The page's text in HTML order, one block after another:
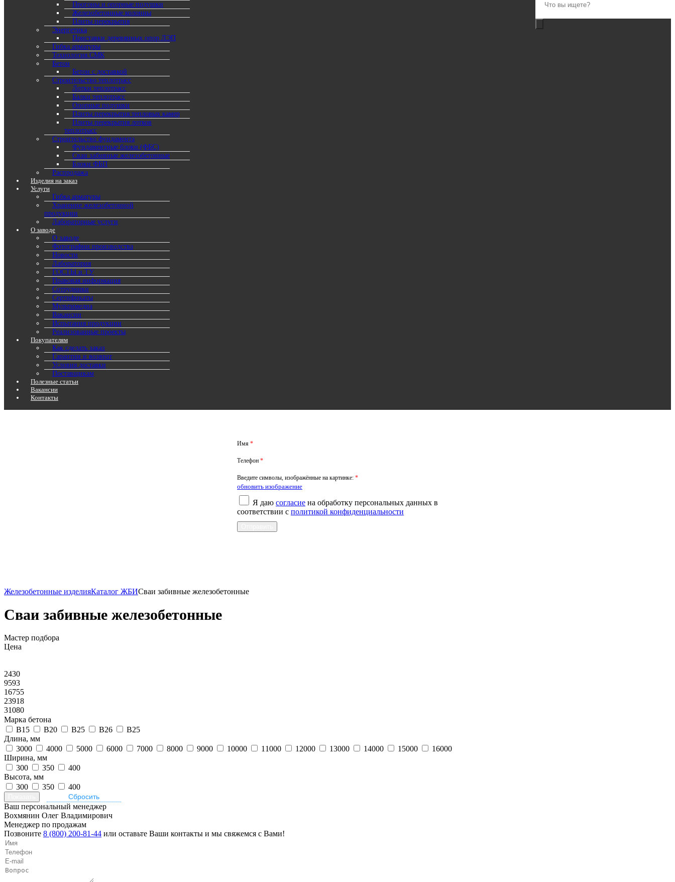
Прогоны и опорные подушки
Железобетонные колонны
Плиты перекрытия
Энергетика
Приставки деревянных опор ЛЭП
Гибка арматуры
Технология СМК
Бетон
Бетон с доставкой
Строительство теплотрасс
Лотки теплотрасс
Балки теплотрасс
Опорные подушки
Плиты перекрытия тепловых камер
Плиты перекрытия лотков
теплотрасс
Строительство фундамента
Фундаментные блоки (ФБС)
Сваи забивные железобетонные
Блоки ФБП
Распродажа
Изделия на заказ
Услуги
Гибка арматуры
Хранение железобетонной
продукции
Лабораторные услуги
О заводе
О заводе
Фотографии производства
Новости
Лаборатория
ГОСТЫ и ТУ
Правовая информация
Сотрудники
Сертификаты
Мультимедиа
Вакансии
Испытания продукции
Реализованные проекты
Покупателям
Как сделать заказ
Гарантии и возврат
Условия доставки
Поставщикам
Полезные статьи
Вакансии
Контакты
Имя *
Телефон *
Введите символы, изображённые на картинке: *
обновить изображение
Я даю согласие на обработку персональных данных в
соответствии с политикой конфиденциальности
Железобетонные изделияКаталог ЖБИСваи забивные железобетонные
Сваи забивные железобетонные
Мастер подбора
Цена
2430
9593
16755
23918
31080
Марка бетона
B15
B20 B25 B26
В25
Длина, мм
3000
4000 5000 6000 7000 8000 9000 10000 11000 12000 13000 14000 15000
16000
Ширина, мм
300
350
400
Высота, мм
300
350 400
Ваш персональный менеджер
Вохмянин Олег Владимирович
Менеджер по продажам
Позвоните 8 (800) 200-81-44 или оставьте Ваши контакты и мы свяжемся с Вами!